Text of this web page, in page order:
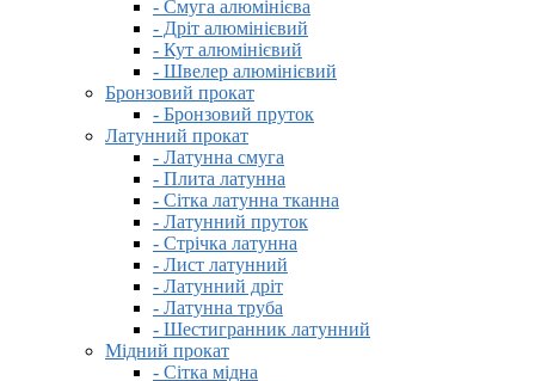
- Смуга алюмінієва
- Дріт алюмінієвий
- Кут алюмінієвий
- Швелер алюмінієвий
Бронзовий прокат
- Бронзовий пруток
Латунний прокат
- Латунна смуга
- Плита латунна
- Сітка латунна тканна
- Латунний пруток
- Стрічка латунна
- Лист латунний
- Латунний дріт
- Латунна труба
- Шестигранник латунний
Мідний прокат
- Сітка мідна